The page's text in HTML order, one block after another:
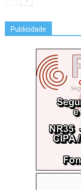
Publicidade